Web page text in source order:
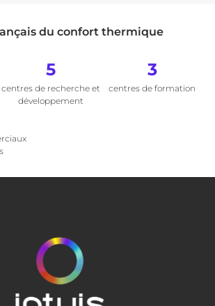
du confort thermique
5
centres de recherche et
développement
3
centres de formation